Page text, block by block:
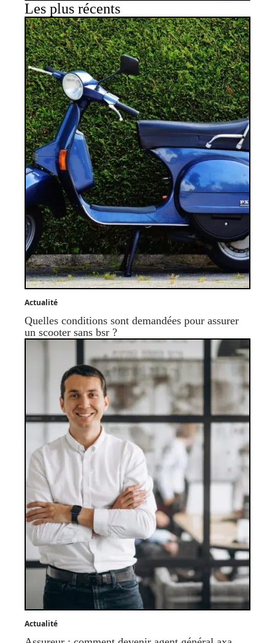
Les plus récents
Actualité
Quelles conditions sont demandées pour assurer
un scooter sans bsr ?
Actualité